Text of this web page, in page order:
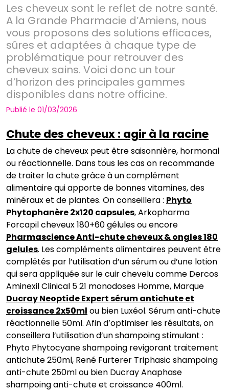
Les cheveux sont le reflet de notre santé.
A la Grande Pharmacie d’Amiens, nous
vous proposons des solutions efficaces,
sûres et adaptées à chaque type de
problématique pour retrouver des
cheveux sains. Voici donc un tour
d’horizon des principales gammes
disponibles dans notre officine.
Publié le 01/03/2026
Chute des cheveux : agir à la racine
La chute de cheveux peut être saisonnière, hormonal
ou réactionnelle. Dans tous les cas on recommande
de traiter la chute grâce à un complément
alimentaire qui apporte de bonnes vitamines, des
minéraux et de plantes. On conseillera : Phyto
Phytophanère 2x120 capsules, Arkopharma
Forcapil cheveux 180+60 gélules ou encore
Pharmascience Anti-chute cheveux & ongles 180
gelules. Les compléments alimentaires peuvent être
complétés par l’utilisation d’un sérum ou d’une lotion
qui sera appliquée sur le cuir chevelu comme Dercos
Aminexil Clinical 5 21 monodoses Homme, Marque
Ducray Neoptide Expert sérum antichute et
croissance 2x50ml ou bien Luxéol. Sérum anti-chute
réactionnelle 50ml. Afin d’optimiser les résultats, on
conseillera l’utilisation d’un shampoing stimulant :
Phyto Phytocyane shampoing revigorant traitement
antichute 250ml, René Furterer Triphasic shampoing
anti-chute 250ml ou bien Ducray Anaphase
shampoing anti-chute et croissance 400ml.